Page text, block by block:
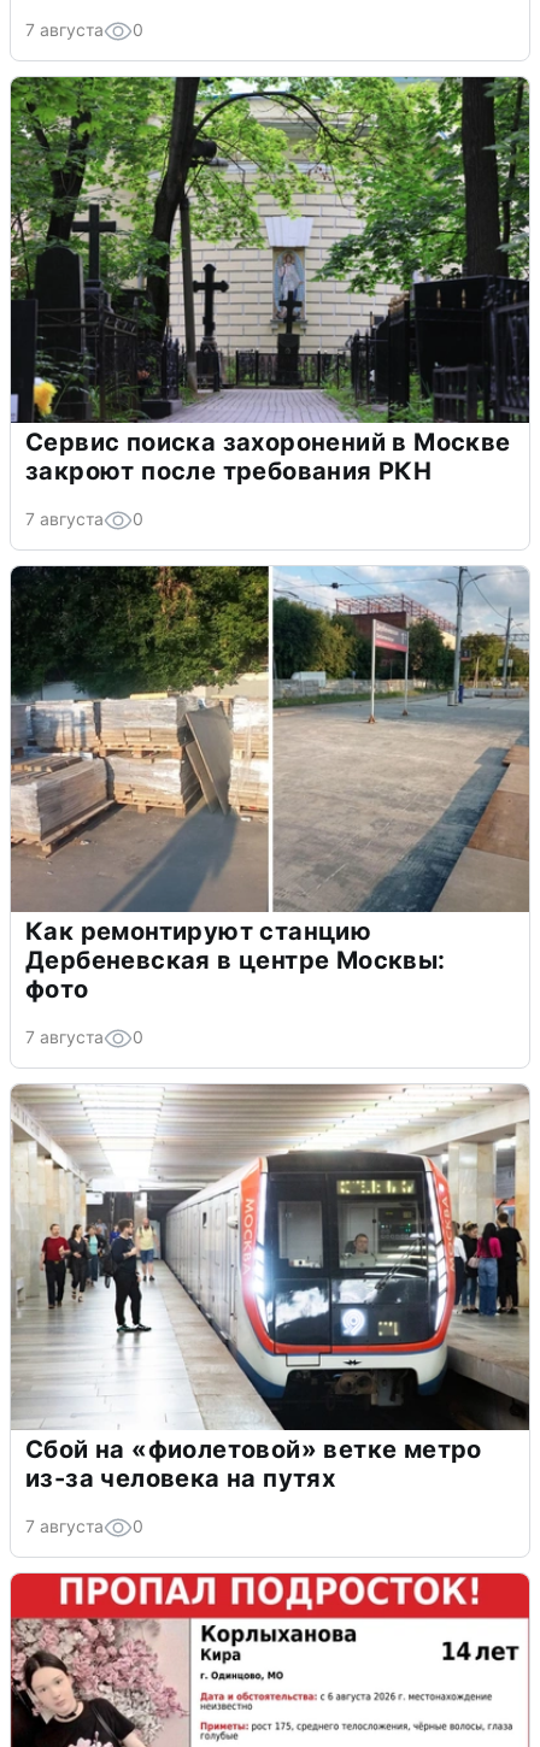
7 августа 0
Сервис поиска захоронений в Москве
закроют после требования РКН
7 августа 0
Как ремонтируют станцию
Дербеневская в центре Москвы:
фото
7 августа 0
Сбой на «фиолетовой» ветке метро
из-за человека на путях
7 августа 0